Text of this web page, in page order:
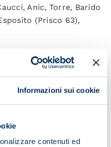
Informazioni sui cookie
contenuti ed
Anic, Torre, Barido
(Prisco 63),